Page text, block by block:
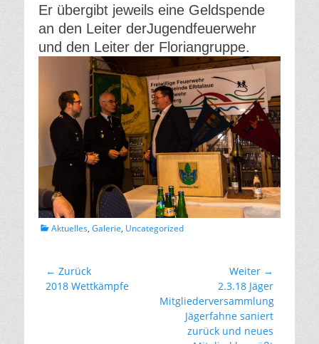
Er übergibt jeweils eine Geldspende
an den Leiter derJugendfeuerwehr
und den Leiter der Floriangruppe.
Kategorien
Aktuelles, Galerie, Uncategorized
Beitragsnavigation
← Zurück
Vorhergehender
2018 Wettkämpfe
Weiter →
Beitrag:
2.3.18 Jäger
Mitgliederversammlung
Jägerfahne saniert
zurück und neues